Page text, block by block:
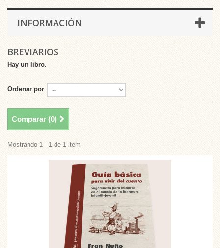
INFORMACIÓN
BREVIARIOS
Hay un libro.
Ordenar por
Comparar (0)
Mostrando 1 - 1 de 1 item